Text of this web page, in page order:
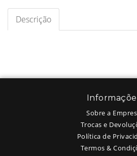
Descrição
Sobre a
Trocas e
Política de
Termos &